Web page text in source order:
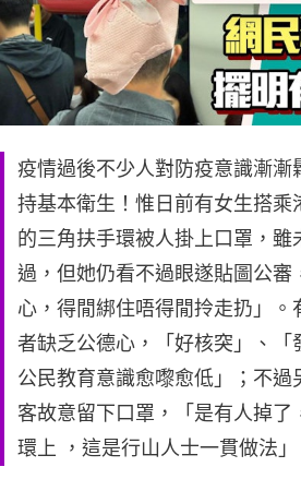
疫情過後不少人對防疫意識漸漸
持基本衛生！惟日前有女生搭乘
的三角扶手環被人掛上口罩，雖
過，但她仍看不過眼遂貼圖公審
心，得閒綁住唔得閒拎走扔」。
者缺乏公德心，「好核突」、「
公民教育意識愈嚟愈低」；不過
客故意留下口罩，「是有人掉了
環上 ，這是行山人士一貫做法」